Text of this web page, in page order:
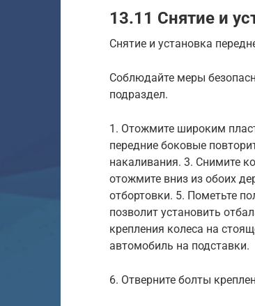
13.11 Снятие и
Снятие и установка
Соблюдайте меры
подраздел.
1. Отожмите широким
передние боковые
накаливания. 3. Снимите
отожмите вниз из обоих
отбортовки. 5. Пометьте
позволит установить
крепления колеса на
автомобиль на подставки.
6. Отверните болты